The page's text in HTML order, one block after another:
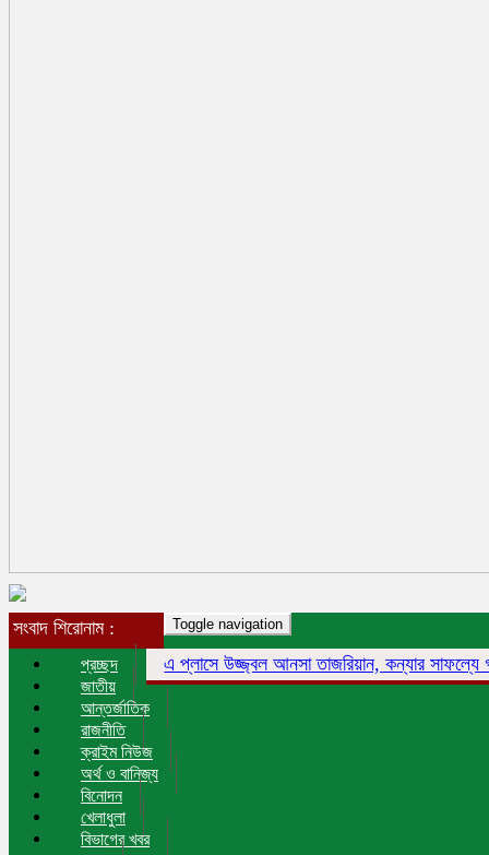
সংবাদ শিরোনাম :
এ প্লাসে উজ্জ্বল আনসা তাজরিয়ান, কন্যার সাফল্যে
Toggle navigation
প্রচ্ছদ
জাতীয়
আন্তর্জাতিক
রাজনীতি
ক্রাইম নিউজ
অর্থ ও বানিজ্য
বিনোদন
খেলাধুলা
বিভাগের খবর